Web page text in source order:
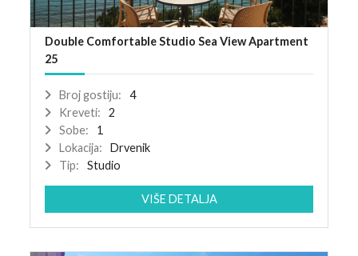
Double Comfortable Studio Sea View Apartment
25
Broj gostiju:
4
Kreveti:
2
Sobe:
1
Lokacija:
Drvenik
Tip:
Studio
VIŠE DETALJA